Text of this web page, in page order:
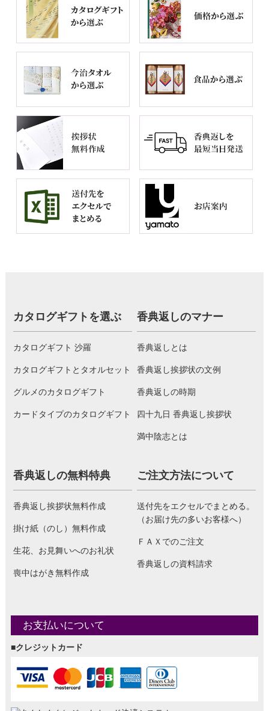
カタログギフトを選ぶ
カタログギフト 沙羅
カタログギフトとタオルセット
グルメのカタログギフト
カードタイプのカタログギフト
香典返しのマナー
香典返しとは
香典返し挨拶状の文例
香典返しの時期
四十九日 香典返し挨拶状
満中陰志とは
香典返しの無料特典
香典返し挨拶状無料作成
掛け紙（のし）無料作成
生花、お見舞いへのお礼状
喪中はがき無料作成
ご注文方法について
送付先をエクセルでまとめる。
（お届け先の多いお客様へ）
ＦＡＸでのご注文
香典返しの資料請求
お支払いについて
■クレジットカード